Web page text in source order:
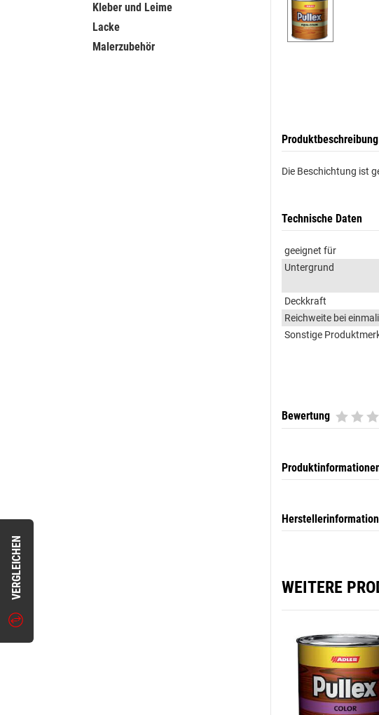
VERGLEICHEN
Kleber und Leime
Lacke
Malerzubehör
Produktbeschreibung
Die Beschichtung ist
Technische Daten
geeignet für
Untergrund
Deckkraft
Reichweite bei
Sonstige
Bewertung
WEITERE